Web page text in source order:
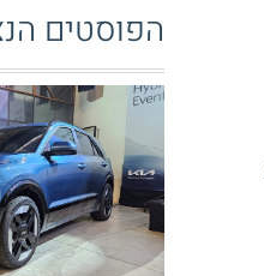
הפוסטים